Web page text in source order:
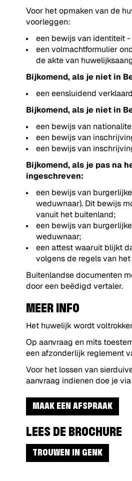
Voor het opmaken van de
voorleggen:
een bewijs van identiteit
een volmachtformulier
de akte van
Bijkomend, als je niet in
een eensluidend
Bijkomend, als je niet in
een bewijs van
een bewijs van
een bewijs van
Bijkomend, als je pas na
ingeschreven:
een bewijs van
weduwnaar). Dit bewijs
vanuit het buitenland;
een bewijs van
weduwnaar;
een attest waaruit blijkt
volgens de regels van
Buitenlandse documenten
door een beëdigd vertaler.
MEER INFO
Het huwelijk wordt
Op aanvraag en mits
een afzonderlijk reglement
Voor het lossen van
aanvraag indienen doe je
MAAK EEN AFSPRAAK
LEES DE BROCHURE
TROUWEN IN GENK